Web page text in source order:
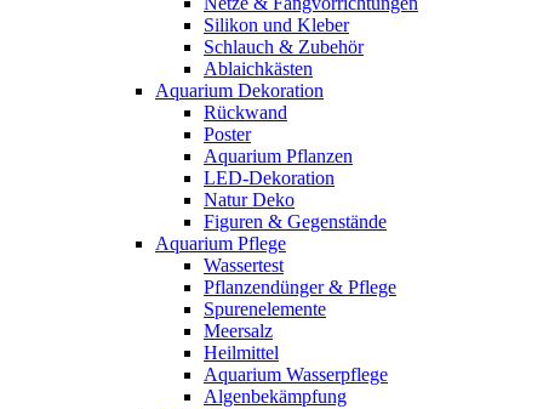
Silikon und Kleber
Schlauch & Zubehör
Ablaichkästen
Aquarium Dekoration
Rückwand
Poster
Aquarium Pflanzen
LED-Dekoration
Natur Deko
Figuren & Gegenstände
Aquarium Pflege
Wassertest
Pflanzendünger & Pflege
Spurenelemente
Meersalz
Heilmittel
Aquarium Wasserpflege
Algenbekämpfung